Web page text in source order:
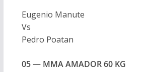
Eugenio Manute
Vs
Pedro Poatan
05 — MMA AMADOR 60 KG